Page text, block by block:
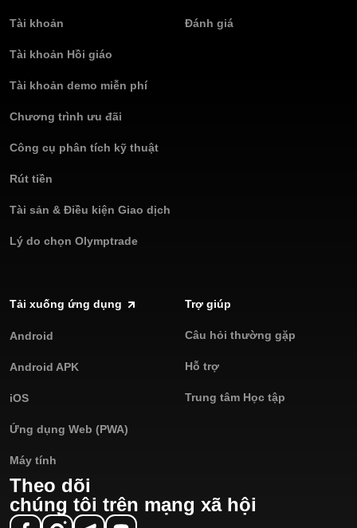
Tài khoản
Tài khoản Hồi giáo
Tài khoản demo miễn phí
Chương trình ưu đãi
Công cụ phân tích kỹ thuật
Rút tiền
Tài sản & Điều kiện Giao dịch
Lý do chọn Olymptrade
Đánh giá
Tải xuống ứng dụng
Android
Android APK
iOS
Ứng dụng Web (PWA)
Máy tính
Trợ giúp
Câu hỏi thường gặp
Hỗ trợ
Trung tâm Học tập
Theo dõi
chúng tôi trên mạng xã hội